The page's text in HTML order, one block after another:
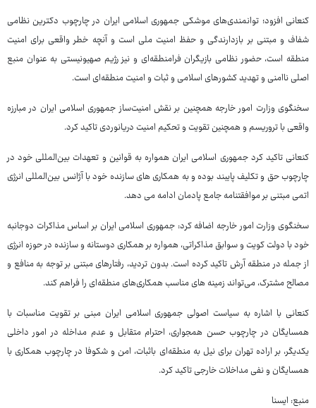
کنعانی افزود؛ توانمندی‌های موشکی جمهوری اسلامی ایران در چارچوب دکترین نظامی
شفاف و مبتنی بر بازدارندگی و حفظ امنیت ملی است و آنچه خطر واقعی برای امنیت
منطقه است، حضور نظامی بازیگران فرامنطقه‌ای و نیز رژیم‌ صهیونیستی به عنوان منبع
اصلی ناامنی و تهدید کشورهای اسلامی و ثبات و امنیت منطقه‌ای است.
سخنگوی وزارت امور خارجه همچنین بر نقش امنیت‌ساز جمهوری اسلامی ایران در مبارزه
واقعی با تروریسم و همچنین تقویت و تحکیم امنیت دریانوردی تاکید کرد.
کنعانی تاکید کرد جمهوری اسلامی ایران همواره به قوانین و تعهدات بین‌المللی خود در
چارچوب حق و تکلیف پایبند بوده و به همکاری های سازنده خود با آژانس بین‌المللی انرژی
اتمی مبتنی بر موافقتنامه جامع پادمان ادامه می دهد.
سخنگوی وزارت امور خارجه اضافه کرد: جمهوری اسلامی ایران بر اساس مذاکرات دوجانبه
خود با دولت کویت و سوابق مذاکراتی، همواره بر همکاری دوستانه و سازنده در حوزه انرژی
از جمله در منطقه آرش تاکید کرده است. بدون تردید، رفتارهای مبتنی بر توجه به منافع و
مصالح مشترک، می‌تواند زمینه های مناسب همکاری‌های منطقه‌ای را فراهم کند.
کنعانی با اشاره به سیاست اصولی جمهوری اسلامی ایران مبنی بر تقویت مناسبات با
همسایگان در چارچوب حسن همجواری، احترام متقابل و عدم مداخله در امور داخلی
یکدیگر، بر اراده تهران برای نیل به منطقه‌ای باثبات، امن و شکوفا در چارچوب همکاری با
همسایگان و نفی مداخلات خارجی تاکید کرد.
منبع: ایسنا